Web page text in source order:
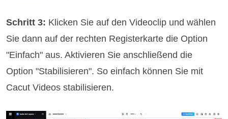
Schritt 3: Klicken Sie auf den Videoclip und wählen
Sie dann auf der rechten Registerkarte die Option
"Einfach" aus. Aktivieren Sie anschließend die
Option "Stabilisieren". So einfach können Sie mit
Cacut Videos stabilisieren.